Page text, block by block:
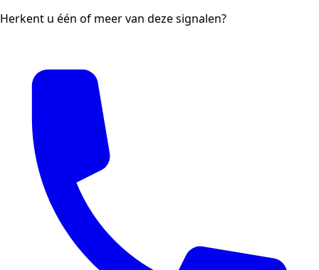
Herkent u één of meer van deze signalen?